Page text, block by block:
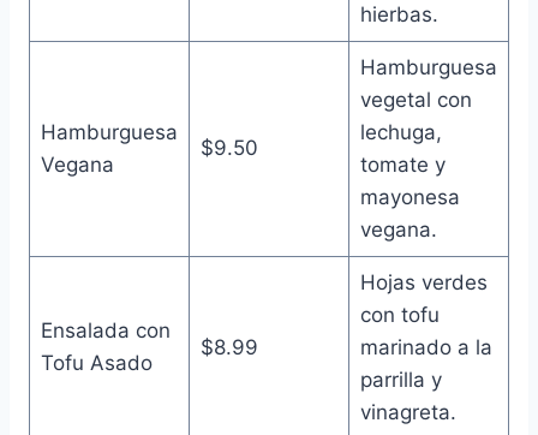
hierbas.
Hamburguesa
Vegana
$9.50
Hamburguesa
vegetal con
lechuga,
tomate y
mayonesa
vegana.
Ensalada con
Tofu Asado
$8.99
Hojas verdes
con tofu
marinado a la
parrilla y
vinagreta.